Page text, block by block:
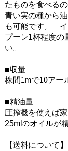
たものを食べる
青い実の種から
も可能です。 イ
プーン1杯程度
い。
■収量
株間1mで10アー
■精油量
圧搾機を使えば
25mlのオイルが
【送料について】